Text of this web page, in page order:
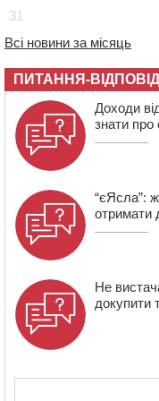
13:27 На
річного
12:57 У Черкасах СБУ
агітаторку, яка
31
Всі новини за місяць
ПИТАННЯ-
Доходи
знати про
“єЯсла”:
отримати
Не
докупити